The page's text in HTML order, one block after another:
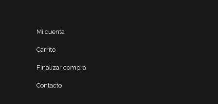
Mi cuenta
Carrito
Finalizar compra
Contacto